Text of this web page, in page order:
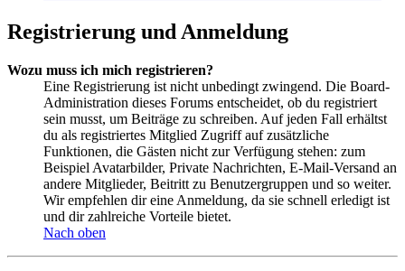
Registrierung und Anmeldung
Wozu muss ich mich registrieren?
Eine Registrierung ist nicht unbedingt zwingend. Die Board-
Administration dieses Forums entscheidet, ob du registriert
sein musst, um Beiträge zu schreiben. Auf jeden Fall erhältst
du als registriertes Mitglied Zugriff auf zusätzliche
Funktionen, die Gästen nicht zur Verfügung stehen: zum
Beispiel Avatarbilder, Private Nachrichten, E-Mail-Versand an
andere Mitglieder, Beitritt zu Benutzergruppen und so weiter.
Wir empfehlen dir eine Anmeldung, da sie schnell erledigt ist
und dir zahlreiche Vorteile bietet.
Nach oben